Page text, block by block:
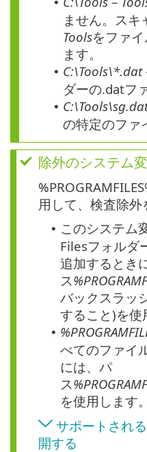
ません。スキ
Toolsをファ
ます。
• C:\Tools\*.dat
ダーの.datフ
•
の特定のファ
除外のシステム
用して、検査除外
• このシステム
Filesフォルダ
追加するとき
ス
バックスラッ
すること)を使
•
べてのファイ
には、パ
ス
を使用します。
サポートされ
開する